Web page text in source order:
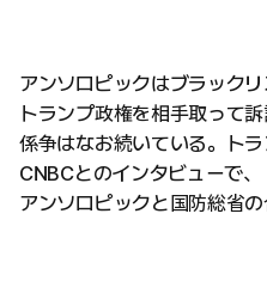
アンソロピックはブラックリ
トランプ政権を相手取って訴
係争はなお続いている。トラ
CNBCとのインタビューで、
アンソロピックと国防総省